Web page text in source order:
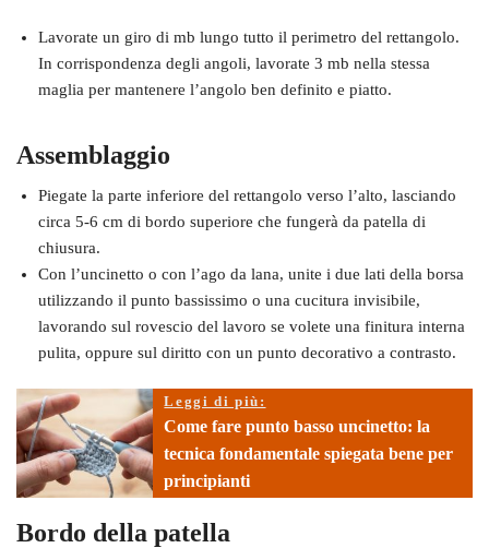
Lavorate un giro di mb lungo tutto il perimetro del rettangolo.
In corrispondenza degli angoli, lavorate 3 mb nella stessa
maglia per mantenere l’angolo ben definito e piatto.
Assemblaggio
Piegate la parte inferiore del rettangolo verso l’alto, lasciando
circa 5-6 cm di bordo superiore che fungerà da patella di
chiusura.
Con l’uncinetto o con l’ago da lana, unite i due lati della borsa
utilizzando il punto bassissimo o una cucitura invisibile,
lavorando sul rovescio del lavoro se volete una finitura interna
pulita, oppure sul diritto con un punto decorativo a contrasto.
Leggi di più:
Come fare punto basso uncinetto: la
tecnica fondamentale spiegata bene per
principianti
Bordo della patella